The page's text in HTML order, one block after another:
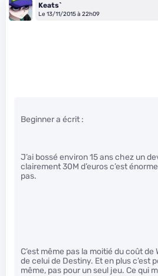
Keats`
Le 13/11/2015 à 22h09
Beginner a écrit :
J’ai bossé environ 15 ans chez un
clairement 30M d’euros c’est
pas.
C’est même pas la moitié du coût
de celui de Destiny. Et en plus c’est
même, pas pour un seul jeu. Ce qui